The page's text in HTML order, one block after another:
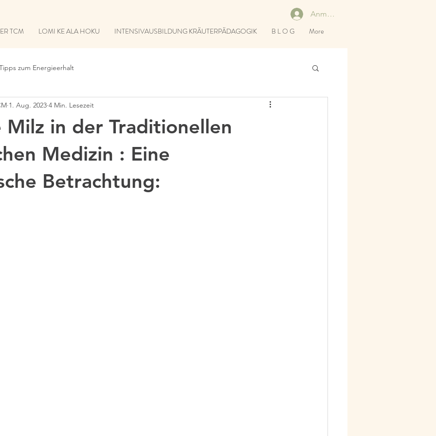
Anmelden
TCM LOMI KE ALA HOKU INTENSIVAUSBILDUNG KRÄUTERPÄDAGOGIK B L O G More
zum Energieerhalt
Milz in der Traditionellen
Medizin : Eine
Betrachtung:
1. Aug. 2023 4 Min. Lesezeit